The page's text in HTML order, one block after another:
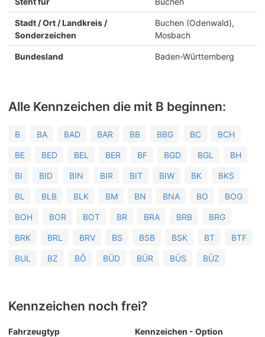
Stadt / Ort / Landkreis /
Sonderzeichen
Buchen (Odenwald),
Mosbach
Bundesland Baden-Württemberg
Alle Kennzeichen die mit B beginnen:
B BA BAD BAR BB BBG BC BCH
BE BED BEL BER BF BGD BGL BH
BI BID BIN BIR BIT BIW BK BKS
BL BLB BLK BM BN BNA BO BOG
BOH BOR BOT BR BRA BRB BRG
BRK BRL BRV BS BSB BSK BT BTF
BUL BZ BÖ BÜD BÜR BÜS BÜZ
Kennzeichen noch frei?
Fahrzeugtyp Kennzeichen - Option